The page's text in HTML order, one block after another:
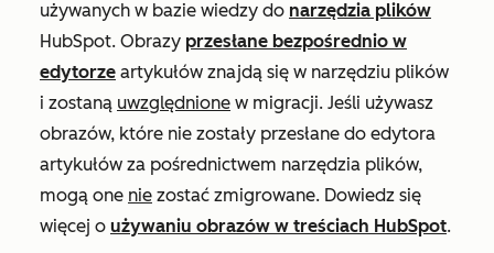
używanych w bazie wiedzy do narzędzia plików
HubSpot. Obrazy przesłane bezpośrednio w
edytorze artykułów znajdą się w narzędziu plików
i zostaną uwzględnione w migracji. Jeśli używasz
obrazów, które nie zostały przesłane do edytora
artykułów za pośrednictwem narzędzia plików,
mogą one nie zostać zmigrowane. Dowiedz się
więcej o używaniu obrazów w treściach HubSpot.